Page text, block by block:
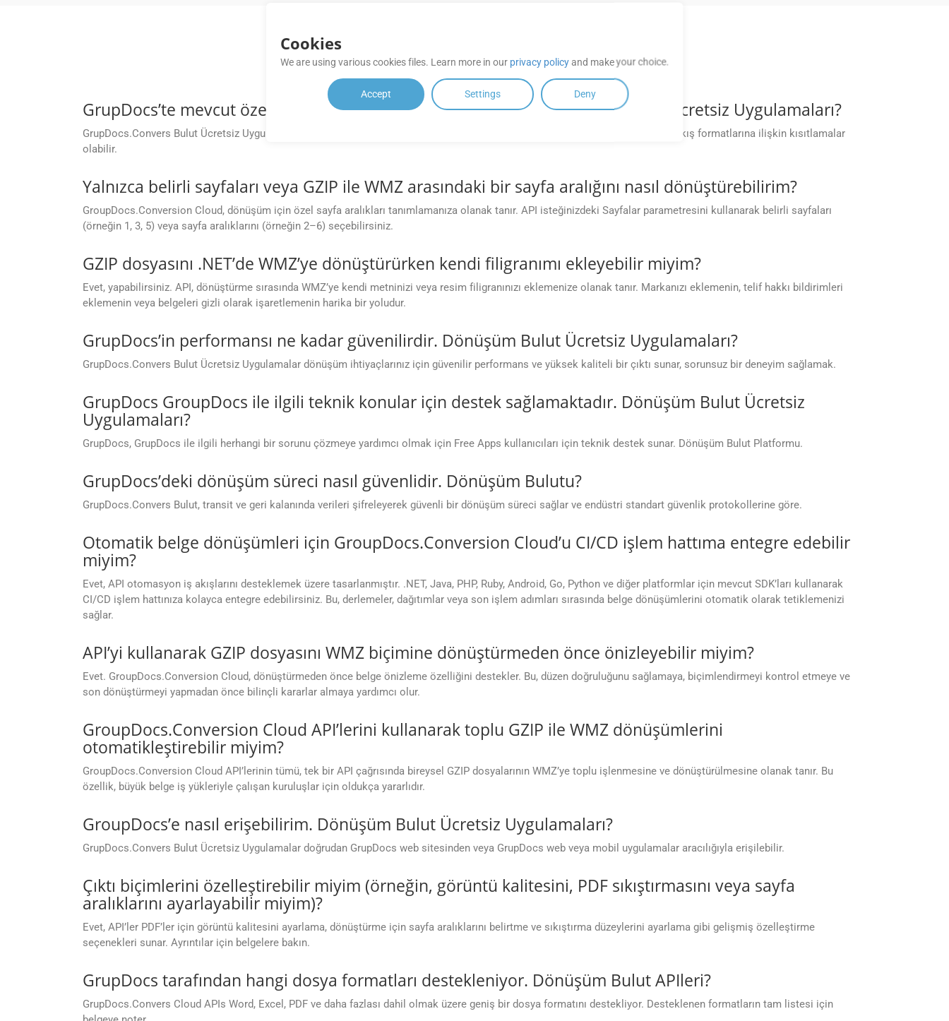
GrupDocs’te mevcut özellikler için herhangi bir sınırlama var. Dönüşüm Bulut Ücretsiz Uygulamaları?
GrupDocs.Convers Bulut Ücretsiz Uygulamalar, ücretli abonelik planlarına kıyasla dönüşüm sayısına, dosya büyüklüğüne veya çıkış formatlarına ilişkin kısıtlamalar
olabilir.
Yalnızca belirli sayfaları veya GZIP ile WMZ arasındaki bir sayfa aralığını nasıl dönüştürebilirim?
GroupDocs.Conversion Cloud, dönüşüm için özel sayfa aralıkları tanımlamanıza olanak tanır. API isteğinizdeki Sayfalar parametresini kullanarak belirli sayfaları
(örneğin 1, 3, 5) veya sayfa aralıklarını (örneğin 2–6) seçebilirsiniz.
GZIP dosyasını .NET’de WMZ’ye dönüştürürken kendi filigranımı ekleyebilir miyim?
Evet, yapabilirsiniz. API, dönüştürme sırasında WMZ’ye kendi metninizi veya resim filigranınızı eklemenize olanak tanır. Markanızı eklemenin, telif hakkı bildirimleri
eklemenin veya belgeleri gizli olarak işaretlemenin harika bir yoludur.
GrupDocs’in performansı ne kadar güvenilirdir. Dönüşüm Bulut Ücretsiz Uygulamaları?
GrupDocs.Convers Bulut Ücretsiz Uygulamalar dönüşüm ihtiyaçlarınız için güvenilir performans ve yüksek kaliteli bir çıktı sunar, sorunsuz bir deneyim sağlamak.
GrupDocs GroupDocs ile ilgili teknik konular için destek sağlamaktadır. Dönüşüm Bulut Ücretsiz
Uygulamaları?
GrupDocs, GrupDocs ile ilgili herhangi bir sorunu çözmeye yardımcı olmak için Free Apps kullanıcıları için teknik destek sunar. Dönüşüm Bulut Platformu.
GrupDocs’deki dönüşüm süreci nasıl güvenlidir. Dönüşüm Bulutu?
GrupDocs.Convers Bulut, transit ve geri kalanında verileri şifreleyerek güvenli bir dönüşüm süreci sağlar ve endüstri standart güvenlik protokollerine göre.
Otomatik belge dönüşümleri için GroupDocs.Conversion Cloud’u CI/CD işlem hattıma entegre edebilir
miyim?
Evet, API otomasyon iş akışlarını desteklemek üzere tasarlanmıştır. .NET, Java, PHP, Ruby, Android, Go, Python ve diğer platformlar için mevcut SDK’ları kullanarak
CI/CD işlem hattınıza kolayca entegre edebilirsiniz. Bu, derlemeler, dağıtımlar veya son işlem adımları sırasında belge dönüşümlerini otomatik olarak tetiklemenizi
sağlar.
API’yi kullanarak GZIP dosyasını WMZ biçimine dönüştürmeden önce önizleyebilir miyim?
Evet. GroupDocs.Conversion Cloud, dönüştürmeden önce belge önizleme özelliğini destekler. Bu, düzen doğruluğunu sağlamaya, biçimlendirmeyi kontrol etmeye ve
son dönüştürmeyi yapmadan önce bilinçli kararlar almaya yardımcı olur.
GroupDocs.Conversion Cloud API’lerini kullanarak toplu GZIP ile WMZ dönüşümlerini
otomatikleştirebilir miyim?
GroupDocs.Conversion Cloud API’lerinin tümü, tek bir API çağrısında bireysel GZIP dosyalarının WMZ’ye toplu işlenmesine ve dönüştürülmesine olanak tanır. Bu
özellik, büyük belge iş yükleriyle çalışan kuruluşlar için oldukça yararlıdır.
GroupDocs’e nasıl erişebilirim. Dönüşüm Bulut Ücretsiz Uygulamaları?
GrupDocs.Convers Bulut Ücretsiz Uygulamalar doğrudan GrupDocs web sitesinden veya GrupDocs web veya mobil uygulamalar aracılığıyla erişilebilir.
Çıktı biçimlerini özelleştirebilir miyim (örneğin, görüntü kalitesini, PDF sıkıştırmasını veya sayfa
aralıklarını ayarlayabilir miyim)?
Evet, API’ler PDF’ler için görüntü kalitesini ayarlama, dönüştürme için sayfa aralıklarını belirtme ve sıkıştırma düzeylerini ayarlama gibi gelişmiş özelleştirme
seçenekleri sunar. Ayrıntılar için belgelere bakın.
GrupDocs tarafından hangi dosya formatları destekleniyor. Dönüşüm Bulut APIleri?
GrupDocs.Convers Cloud APIs Word, Excel, PDF ve daha fazlası dahil olmak üzere geniş bir dosya formatını destekliyor. Desteklenen formatların tam listesi için
Cookies
We are using various cookies files. Learn more in our privacy policyand make your choice.
Accept Settings Deny